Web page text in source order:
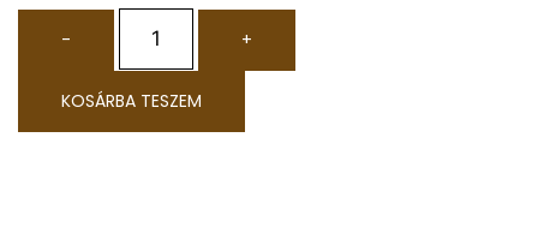
- +
KOSÁRBA TESZEM